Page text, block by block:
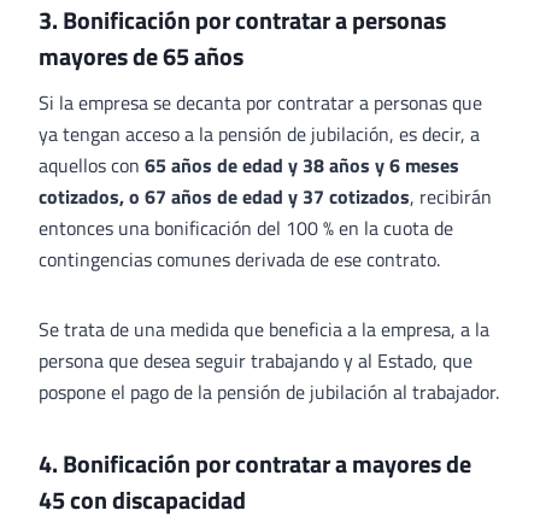
3. Bonificación por contratar a personas
mayores de 65 años
Si la empresa se decanta por contratar a personas que
ya tengan acceso a la pensión de jubilación, es decir, a
aquellos con 65 años de edad y 38 años y 6 meses
cotizados, o 67 años de edad y 37 cotizados, recibirán
entonces una bonificación del 100 % en la cuota de
contingencias comunes derivada de ese contrato.
Se trata de una medida que beneficia a la empresa, a la
persona que desea seguir trabajando y al Estado, que
pospone el pago de la pensión de jubilación al trabajador.
4. Bonificación por contratar a mayores de
45 con discapacidad